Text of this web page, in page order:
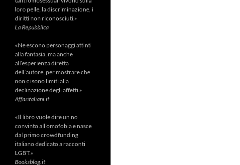
loro pelle, la discriminazione, i
diritti non riconosciuti.»
La Repubblica
«Ne escono personaggi attinti
alla fantasia, ma anche
all’esperienza diretta
dell’autore, per mostrare che
non ci sono limiti alla
declinazione degli affetti.»
Affaritaliani.it
«Il libro vuole dire un no
convinto all’omofobia e nasce
dal primo crowdfunding
italiano dedicato a racconti
LGBT.»
Booksblog.it